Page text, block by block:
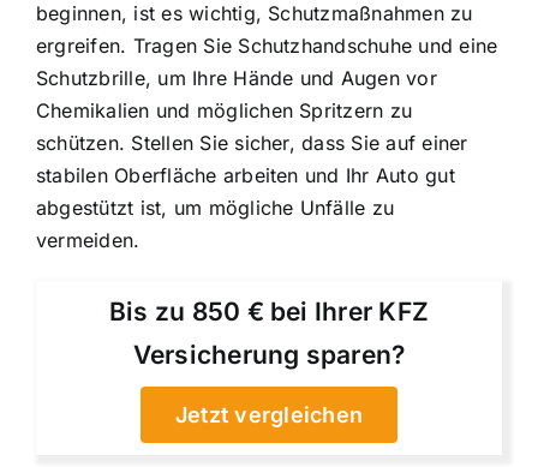
beginnen, ist es wichtig, Schutzmaßnahmen zu
ergreifen. Tragen Sie Schutzhandschuhe und eine
Schutzbrille, um Ihre Hände und Augen vor
Chemikalien und möglichen Spritzern zu
schützen. Stellen Sie sicher, dass Sie auf einer
stabilen Oberfläche arbeiten und Ihr Auto gut
abgestützt ist, um mögliche Unfälle zu
vermeiden.
Bis zu 850 € bei Ihrer KFZ
Versicherung sparen?
Jetzt vergleichen